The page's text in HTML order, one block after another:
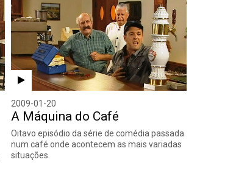
2009-01-20
A Máquina do Café
Oitavo episódio da série de comédia passada
num café onde acontecem as mais variadas
situações.